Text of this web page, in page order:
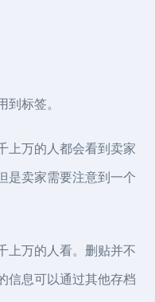
到标签。
上万的人都会看到卖家
是卖家需要注意到一个
上万的人看。删贴并不
信息可以通过其他存档